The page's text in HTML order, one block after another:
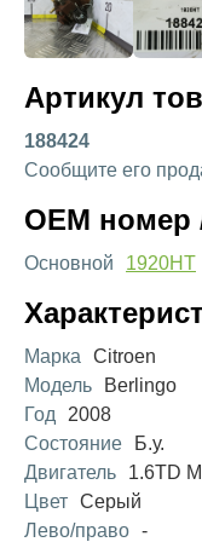
Артикул
188424
Сообщите его
OEM номер
Основной 1920HT
Марка
Citroen
Модель
Berlingo
Год
2008
Состояние
Б.у.
Двигатель
1.6TD
Цвет Серый
Лево/право -